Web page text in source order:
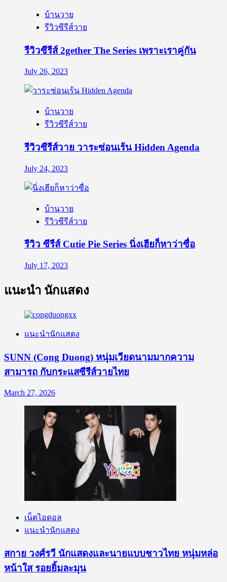
บ้านวาย
รีวิวซีรีส์วาย
รีวิวซีรีส์ 2gether The Series เพราะเราคู่กัน
July 26, 2023
บ้านวาย
รีวิวซีรีส์วาย
รีวิวซีรีส์วาย วาระซ่อนเร้น Hidden Agenda
July 24, 2023
บ้านวาย
รีวิวซีรีส์วาย
รีวิว ซีรีส์ Cutie Pie Series นิ่งเฮียก็หาว่าซื่อ
July 17, 2023
แนะนำ นักแสดง
แนะนำนักแสดง
SUNN (Cong Duong) หนุ่มเวียดนามมากความ
สามารถ กับกระแสซีรีส์วายไทย
March 27, 2026
เน็ตไอดอล
แนะนำนักแสดง
สกาย วงศ์รวี นักแสดงและนายแบบชาวไทย หนุ่มหล่อ
หน้าใส รอยยิ้มละมุน